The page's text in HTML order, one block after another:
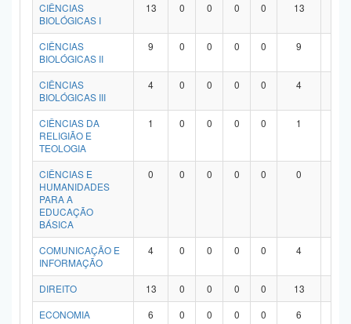
CIÊNCIAS
BIOLÓGICAS I
13 0 0 0 0 13
CIÊNCIAS
BIOLÓGICAS II
9 0 0 0 0 9
CIÊNCIAS
BIOLÓGICAS III
4 0 0 0 0 4
CIÊNCIAS DA
RELIGIÃO E
TEOLOGIA
1 0 0 0 0 1
CIÊNCIAS E
HUMANIDADES
PARA A
EDUCAÇÃO
BÁSICA
0 0 0 0 0 0
COMUNICAÇÃO E
INFORMAÇÃO
4 0 0 0 0 4
DIREITO 13 0 0 0 0 13
ECONOMIA
6 0 0 0 0 6